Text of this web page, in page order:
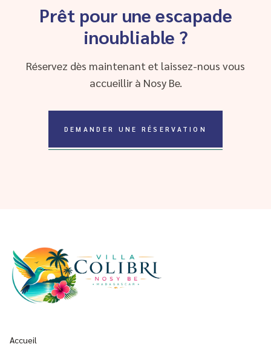
Prêt pour une escapade
inoubliable ?
Réservez dès maintenant et laissez-nous vous
accueillir à Nosy Be.
DEMANDER UNE RÉSERVATION
Accueil